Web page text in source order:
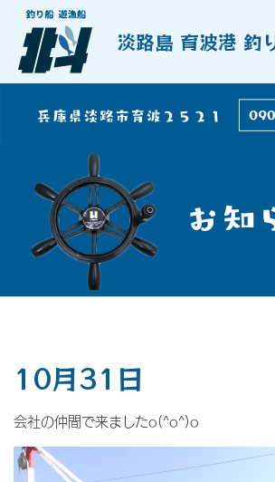
淡路島 育波港 釣
10月31日
会社の仲間で来ましたo(^o^)o